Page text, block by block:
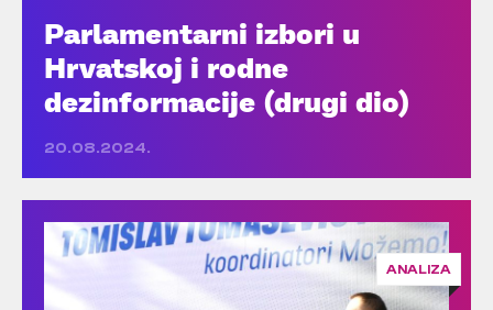
Parlamentarni izbori u
Hrvatskoj i rodne
dezinformacije (drugi dio)
20.08.2024.
ANALIZA